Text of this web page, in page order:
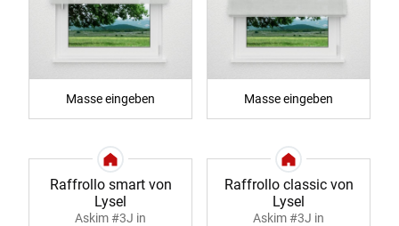
Masse eingeben Masse eingeben
Raffrollo smart von
Lysel
Askim #3J in
Raffrollo classic von
Lysel
Askim #3J in